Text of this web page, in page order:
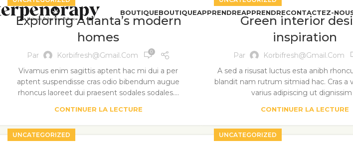
BOUTIQUEBOUTIQUEAPPRENDREAPPRENDRECONTACTEZ-
Exploring Atlanta’s modern
homes
Par Korbifresh@gmail.com 0
Vivamus enim sagittis aptent hac mi dui a per
aptent suspendisse cras odio bibendum augue
rhoncus laoreet dui praesent sodales sodales....
CONTINUER LA LECTURE
Green interior
inspiration
Par Korbifresh@gmail.com
A sed a risusat luctus esta anibh
blandit nam rutrum sitmiad hac. Cras a
varius adipiscing ut dignissim
CONTINUER LA LECTURE
UNCATEGORIZED UNCATEGORIZED